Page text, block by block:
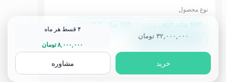
نوع محصول
500 شانه الیاف ورژن
700 شانه الیاف تاپس
۳۲,۰۰۰,۰۰۰ تومان
۴ قسط هر ماه
۸,۰۰۰,۰۰۰ تومان
خرید مشاوره